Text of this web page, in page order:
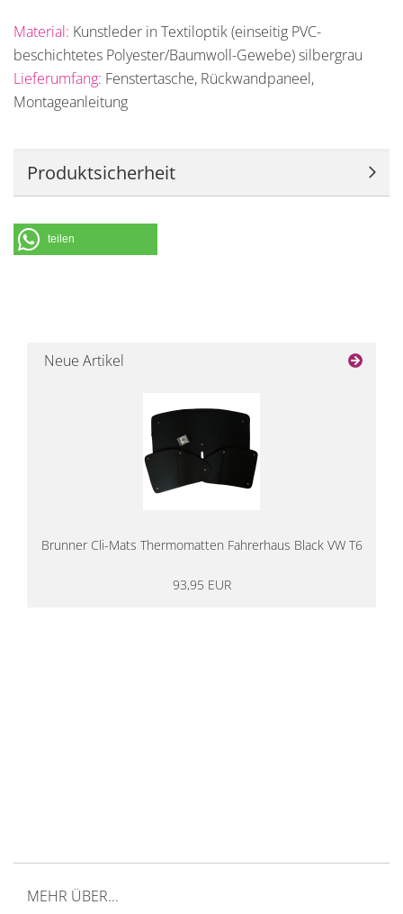
Material: Kunstleder in Textiloptik (einseitig PVC-
beschichtetes Polyester/Baumwoll-Gewebe) silbergrau
Lieferumfang: Fenstertasche, Rückwandpaneel,
Montageanleitung
Produktsicherheit
teilen
Neue Artikel
Brunner Cli-Mats Thermomatten Fahrerhaus Black VW T6
93,95 EUR
MEHR ÜBER...